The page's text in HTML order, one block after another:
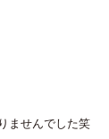
ませんでした笑